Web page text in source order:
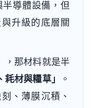
導體設備，但
升級的底層關
，那材料就是半
耗材與糧草」
。
、薄膜沉積、